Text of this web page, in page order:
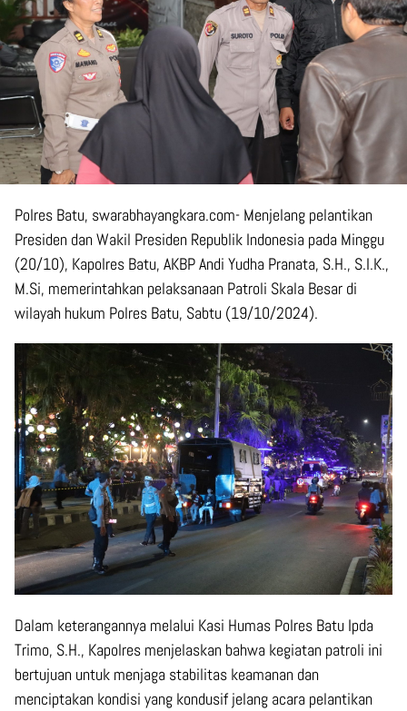
Polres Batu, swarabhayangkara.com- Menjelang pelantikan
Presiden dan Wakil Presiden Republik Indonesia pada Minggu
(20/10), Kapolres Batu, AKBP Andi Yudha Pranata, S.H., S.I.K.,
M.Si, memerintahkan pelaksanaan Patroli Skala Besar di
wilayah hukum Polres Batu, Sabtu (19/10/2024).
Dalam keterangannya melalui Kasi Humas Polres Batu Ipda
Trimo, S.H., Kapolres menjelaskan bahwa kegiatan patroli ini
bertujuan untuk menjaga stabilitas keamanan dan
menciptakan kondisi yang kondusif jelang acara pelantikan